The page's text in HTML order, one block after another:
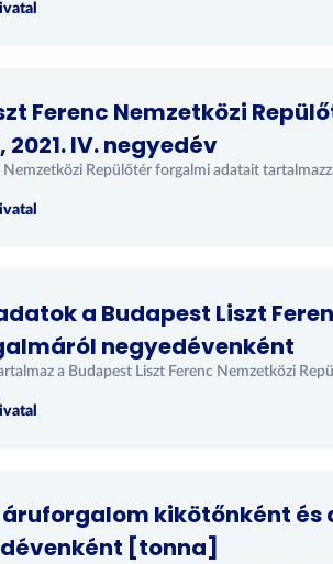
Ferenc Nemzetközi
IV. negyedév
Nemzetközi Repülőtér forgalmi adatait
a Budapest Liszt
negyedévenként
a Budapest Liszt Ferenc Nemzetközi
kikötőnként és
[tonna]